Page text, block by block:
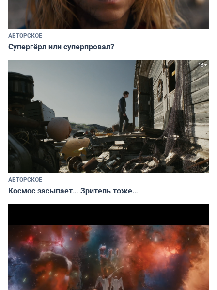
АВТОРСКОЕ
Супергёрл или суперпровал?
АВТОРСКОЕ
Космос засыпает… Зритель тоже…